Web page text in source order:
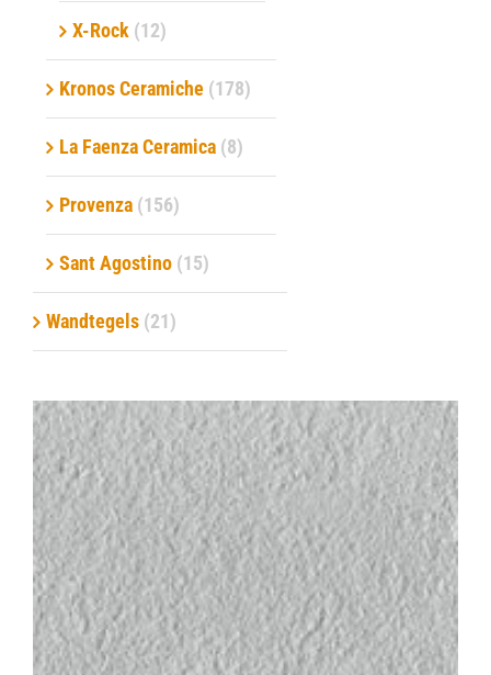
X-Rock (12)
Kronos Ceramiche (178)
La Faenza Ceramica (8)
Provenza (156)
Sant Agostino (15)
Wandtegels (21)